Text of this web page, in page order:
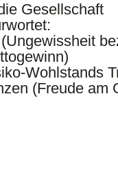
Gesellschaft
Wohlstands
(Freude am